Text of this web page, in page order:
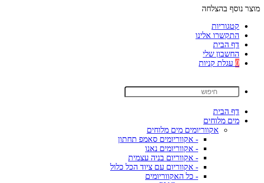
מוצר נוסף בהצלחה
קטגוריות
התקשרו אלינו
דף הבית
החשבון שלי
0 עגלת קניות
דף הבית
מים מלוחים
אקווריומים מים מלוחים
- אקווריומים סאמפ תחתון
- אקווריומים נאנו
- אקווריום בניה עצמית
- אקווריום עם ציוד הכל כלול
- כל האקווריומים